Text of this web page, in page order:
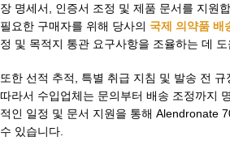
장 명세서, 인증서 조정 및 제품 문서를 지원
필요한 구매자를 위해 당사의 국제 의약품 배
정 및 목적지 통관 요구사항을 조율하는 데 도
또한 선적 추적, 특별 취급 지침 및 발송 전 규
따라서 수입업체는 문의부터 배송 조정까지
적인 일정 및 문서 지원을 통해 Alendronate
수 있습니다.